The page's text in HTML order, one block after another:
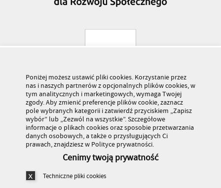
Poniżej możesz ustawić pliki cookies. Korzystanie przez
nas i naszych partnerów z opcjonalnych plików cookies, w
tym analitycznych i marketingowych, wymaga Twojej
zgody. Aby zmienić preferencje plików cookie, zaznacz
pole wybranych kategorii i zatwierdź przyciskiem „Zapisz
wybór” lub „Zezwól na wszystkie”. Szczegółowe
informacje o plikach cookies oraz sposobie przetwarzania
danych osobowych, a także o przysługujących Ci
prawach, znajdziesz w Polityce prywatności.
Cenimy twoją prywatność
Techniczne pliki cookies